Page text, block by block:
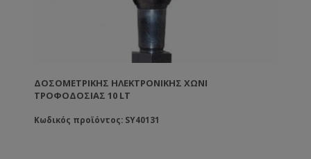
ΔΟΣΟΜΕΤΡΙΚΉΣ ΗΛΕΚΤΡΟΝΙΚΉΣ ΧΩΝΊ
ΤΡΟΦΟΔΟΣΊΑΣ 10 LT
Κωδικός προϊόντος: SY40131